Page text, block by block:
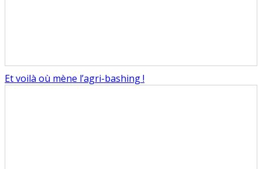
Et voilà où mène l’agri-bashing !